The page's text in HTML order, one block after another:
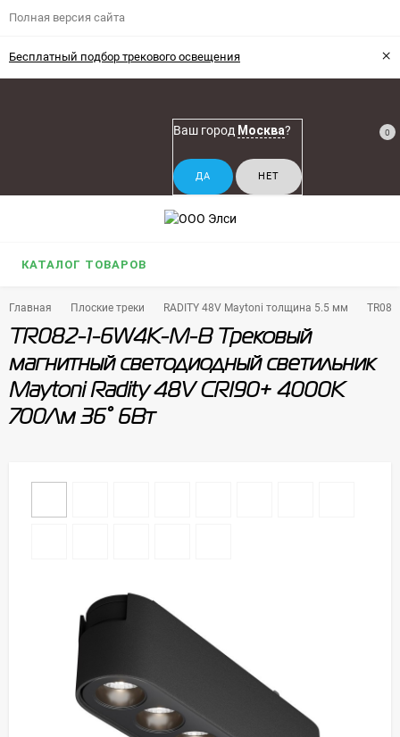
Полная версия сайта
Бесплатный подбор трекового освещения ×
Ваш город Москва? 0
КАТАЛОГ ТОВАРОВ
Главная Плоские треки RADITY 48V Maytoni толщина 5.5 мм
TR082-1-6W4K-M-B Трековый
магнитный светодиодный светильник
Maytoni Radity 48V CRI90+ 4000К
700Лм 36° 6Вт